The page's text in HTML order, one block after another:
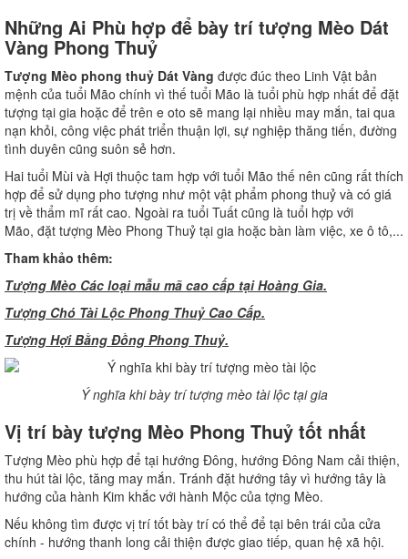
Những Ai Phù hợp để bày trí tượng Mèo Dát
Vàng Phong Thuỷ
Tượng Mèo phong thuỷ Dát Vàng được đúc theo Linh Vật bản
mệnh của tuổi Mão chính vì thế tuổi Mão là tuổi phù hợp nhất để đặt
tượng tại gia hoặc để trên e oto sẽ mang lại nhiều may mắn, tai qua
nạn khỏi, công việc phát triển thuận lợi, sự nghiệp thăng tiến, đường
tình duyên cũng suôn sẻ hơn.
Hai tuổi Mùi và Hợi thuộc tam hợp với tuổi Mão thế nên cũng rất thích
hợp để sử dụng pho tượng như một vật phẩm phong thuỷ và có giá
trị về thẩm mĩ rất cao. Ngoài ra tuổi Tuất cũng là tuổi hợp với
Mão, đặt tượng Mèo Phong Thuỷ tại gia hoặc bàn làm việc, xe ô tô,...
Tham khảo thêm:
Tượng Mèo Các loại mẫu mã cao cấp tại Hoàng Gia.
Tượng Chó Tài Lộc Phong Thuỷ Cao Cấp.
Tượng Hợi Bằng Đồng Phong Thuỷ.
Ý nghĩa khi bày trí tượng mèo tài lộc tại gia
Vị trí bày tượng Mèo Phong Thuỷ tốt nhất
Tượng Mèo phù hợp để tại hướng Đông, hướng Đông Nam cải thiện,
thu hút tài lộc, tăng may mắn. Tránh đặt hướng tây vì hướng tây là
hướng của hành Kim khắc với hành Mộc của tợng Mèo.
Nếu không tìm được vị trí tốt bày trí có thể để tại bên trái của cửa
chính - hướng thanh long cải thiện được giao tiếp, quan hệ xã hội.